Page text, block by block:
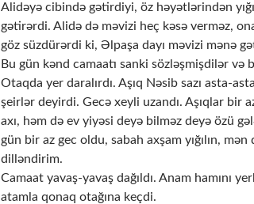
Alidəyə cibində gətirdiyi, öz həyətlərindən
gətirərdi. Alidə də məvizi heç kəsə verməz,
göz süzdürərdi ki, Əlpaşa dayı məvizi mənə
Bu gün kənd camaatı sanki sözləşmişdilər və
Otaqda yer daralırdı. Aşıq Nəsib sazı asta-
şeirlər deyirdi. Gecə xeyli uzandı. Aşıqlar bir
axı, həm də ev yiyəsi deyə bilməz deyə özü
gün bir az gec oldu, sabah axşam yığılın, mən
dilləndirim.
Camaat yavaş-yavaş dağıldı. Anam hamını
atamla qonaq otağına keçdi.